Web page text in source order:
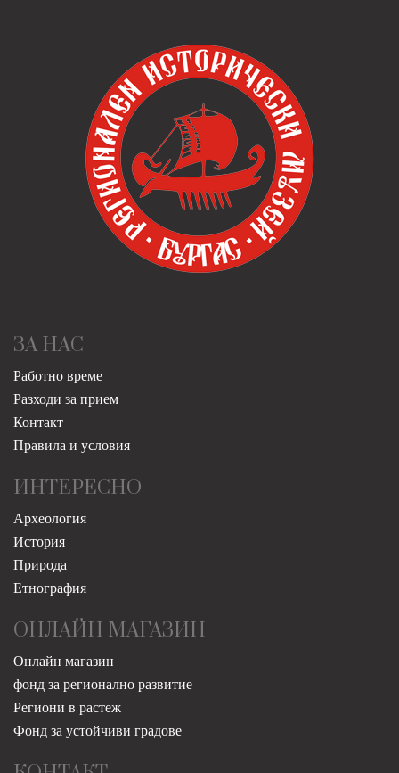
ЗА НАС
Работно време
Разходи за прием
Контакт
Правила и условия
ИНТЕРЕСНО
Археология
История
Природа
Етнография
ОНЛАЙН МАГАЗИН
Онлайн магазин
фонд за регионално развитие
Региони в растеж
Фонд за устойчиви градове